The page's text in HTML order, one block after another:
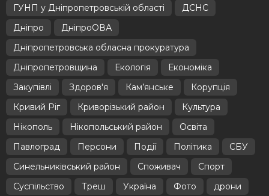
ГУНП у Дніпропетровській області
ДСНС
Дніпро
ДніпроОВА
Дніпропетровська обласна прокуратура
Дніпропетровщина
Екологія
Економіка
Закупівлі
Здоров'я Кам’янське
Корупція
Кривий Ріг
Криворізький район
Культура
Нікополь
Нікопольський район
Освіта
Павлоград
Персони Події Політика
СБУ
Синельниківський район
Споживач
Спорт
Суспільство
Треш Україна Фото
дрони